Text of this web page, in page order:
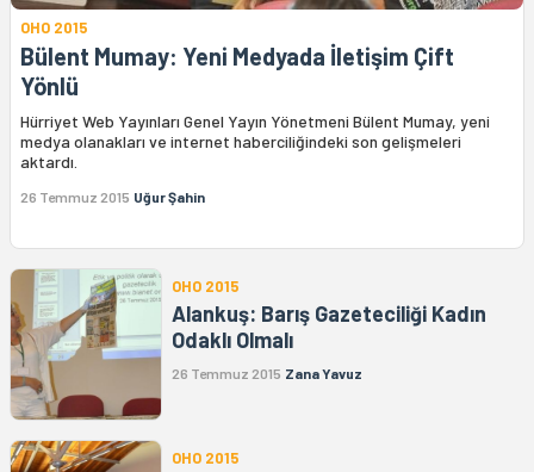
OHO 2015
Bülent Mumay: Yeni Medyada İletişim Çift
Yönlü
Hürriyet Web Yayınları Genel Yayın Yönetmeni Bülent Mumay, yeni
medya olanakları ve internet haberciliğindeki son gelişmeleri
aktardı.
26 Temmuz 2015 Uğur Şahin
OHO 2015
Alankuş: Barış Gazeteciliği Kadın
Odaklı Olmalı
26 Temmuz 2015 Zana Yavuz
OHO 2015